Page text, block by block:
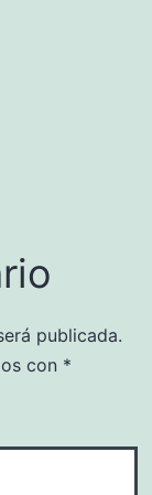
publicada.
con *